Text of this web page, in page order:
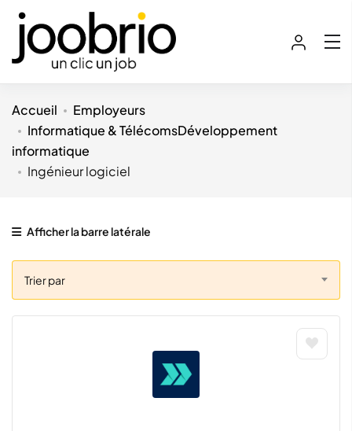
Accueil
Employeurs
Informatique & TélécomsDéveloppement
informatique
Ingénieur logiciel
Afficher la barre latérale
Trier par